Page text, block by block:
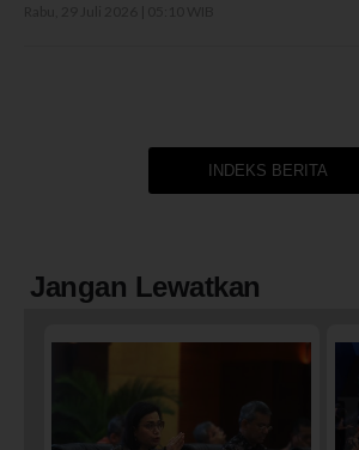
INDEKS BERITA
Jangan Lewatkan